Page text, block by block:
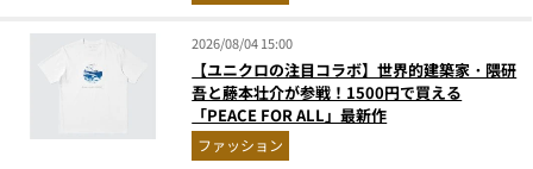
2026/08/04 15:00
【ユニクロの注目コラボ】世界的建築家・隈研
吾と藤本壮介が参戦！1500円で買える
「PEACE FOR ALL」最新作
ファッション